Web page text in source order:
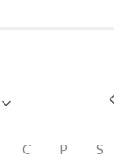
C P S